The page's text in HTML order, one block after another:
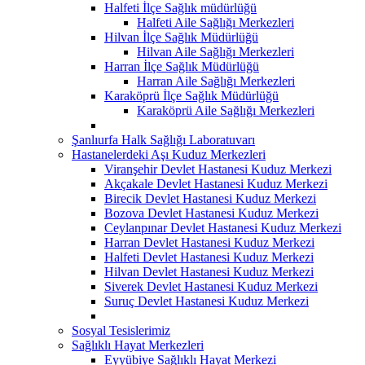
Halfeti İlçe Sağlık müdürlüğü
Halfeti Aile Sağlığı Merkezleri
Hilvan İlçe Sağlık Müdürlüğü
Hilvan Aile Sağlığı Merkezleri
Harran İlçe Sağlık Müdürlüğü
Harran Aile Sağlığı Merkezleri
Karaköprü İlçe Sağlık Müdürlüğü
Karaköprü Aile Sağlığı Merkezleri
Şanlıurfa Halk Sağlığı Laboratuvarı
Hastanelerdeki Aşı Kuduz Merkezleri
Viranşehir Devlet Hastanesi Kuduz Merkezi
Akçakale Devlet Hastanesi Kuduz Merkezi
Birecik Devlet Hastanesi Kuduz Merkezi
Bozova Devlet Hastanesi Kuduz Merkezi
Ceylanpınar Devlet Hastanesi Kuduz Merkezi
Harran Devlet Hastanesi Kuduz Merkezi
Halfeti Devlet Hastanesi Kuduz Merkezi
Hilvan Devlet Hastanesi Kuduz Merkezi
Siverek Devlet Hastanesi Kuduz Merkezi
Suruç Devlet Hastanesi Kuduz Merkezi
Sosyal Tesislerimiz
Sağlıklı Hayat Merkezleri
Eyyübiye Sağlıklı Hayat Merkezi